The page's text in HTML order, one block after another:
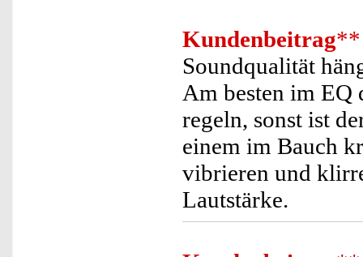
Kundenbeitrag**
Soundqualität
Am besten im EQ
regeln, sonst ist
einem im Bauch
vibrieren und
Lautstärke.